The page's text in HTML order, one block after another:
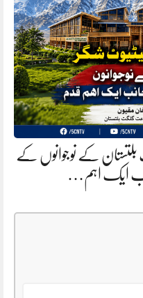
بلتستان کے نوجوانوں کے
ایک اہم…